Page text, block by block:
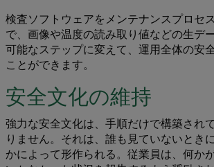
検査ソフトウェアをメンテナンスプロセ
で、画像や温度の読み取り値などの生デ
可能なステップに変えて、運用全体の安
ことができます。
安全文化の維持
強力な安全文化は、手順だけで構築され
りません。それは、誰も見ていないとき
かによって形作られる。従業員は、何か